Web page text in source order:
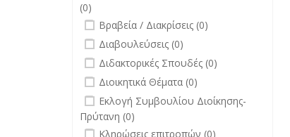
(0)
undefined
Βραβεία / Διακρίσεις (0)
undefined
Διαβουλεύσεις (0)
undefined
Διδακτορικές Σπουδές (0)
undefined
Διοικητικά Θέματα (0)
undefined
Εκλογή Συμβουλίου Διοίκησης-
Πρύτανη (0)
undefined
Κληρώσεις επιτροπών (0)